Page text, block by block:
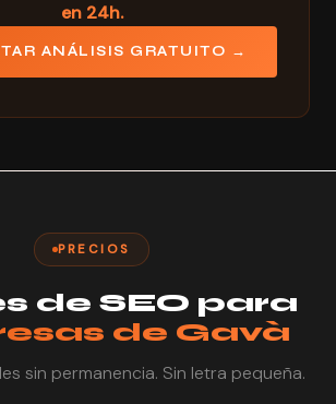
en 24h.
ANÁLISIS GRATUITO →
PRECIOS
de SEO para
de Gavà
sin permanencia. Sin letra pequeña.